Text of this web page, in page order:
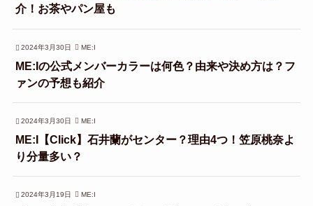
介！お茶やパン屋も
2024年3月30日 ME:I
ME:Iの公式メンバーカラーは何色？由来や決め方は？フ
ァンの予想も紹介
2024年3月30日 ME:I
ME:I【Click】石井蘭がセンター？理由4つ！笠原桃奈よ
り分量多い？
2024年3月19日 ME:I